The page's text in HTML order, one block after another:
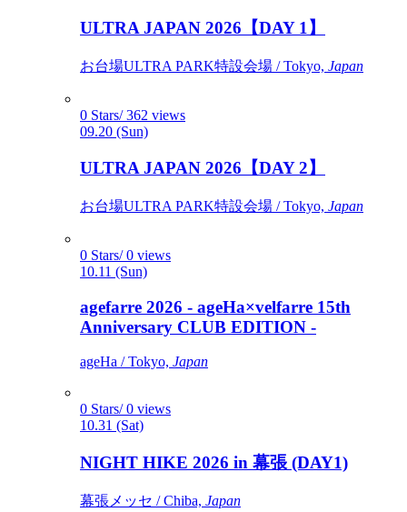
ULTRA JAPAN 2026【DAY 1】
お台場ULTRA PARK特設会場 / Tokyo, Japan
0 Stars/ 362 views
09.20 (Sun)
ULTRA JAPAN 2026【DAY 2】
お台場ULTRA PARK特設会場 / Tokyo, Japan
0 Stars/ 0 views
10.11 (Sun)
agefarre 2026 - ageHa×velfarre 15th
Anniversary CLUB EDITION -
ageHa / Tokyo, Japan
0 Stars/ 0 views
10.31 (Sat)
NIGHT HIKE 2026 in 幕張 (DAY1)
幕張メッセ / Chiba, Japan